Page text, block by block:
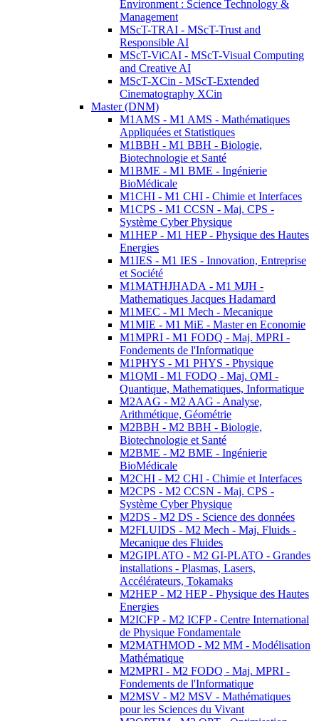
Environment : Science Technology &
Management
MScT-TRAI - MScT-Trust and
Responsible AI
MScT-ViCAI - MScT-Visual Computing
and Creative AI
MScT-XCin - MScT-Extended
Cinematography XCin
Master (DNM)
M1AMS - M1 AMS - Mathématiques
Appliquées et Statistiques
M1BBH - M1 BBH - Biologie,
Biotechnologie et Santé
M1BME - M1 BME - Ingénierie
BioMédicale
M1CHI - M1 CHI - Chimie et Interfaces
M1CPS - M1 CCSN - Maj. CPS -
Système Cyber Physique
M1HEP - M1 HEP - Physique des Hautes
Energies
M1IES - M1 IES - Innovation, Entreprise
et Société
M1MATHJHADA - M1 MJH -
Mathematiques Jacques Hadamard
M1MEC - M1 Mech - Mecanique
M1MIE - M1 MiE - Master en Economie
M1MPRI - M1 FODQ - Maj. MPRI -
Fondements de l'Informatique
M1PHYS - M1 PHYS - Physique
M1QMI - M1 FODQ - Maj. QMI -
Quantique, Mathematiques, Informatique
M2AAG - M2 AAG - Analyse,
Arithmétique, Géométrie
M2BBH - M2 BBH - Biologie,
Biotechnologie et Santé
M2BME - M2 BME - Ingénierie
BioMédicale
M2CHI - M2 CHI - Chimie et Interfaces
M2CPS - M2 CCSN - Maj. CPS -
Système Cyber Physique
M2DS - M2 DS - Science des données
M2FLUIDS - M2 Mech - Maj. Fluids -
Mecanique des Fluides
M2GIPLATO - M2 GI-PLATO - Grandes
installations - Plasmas, Lasers,
Accélérateurs, Tokamaks
M2HEP - M2 HEP - Physique des Hautes
Energies
M2ICFP - M2 ICFP - Centre International
de Physique Fondamentale
M2MATHMOD - M2 MM - Modélisation
Mathématique
M2MPRI - M2 FODQ - Maj. MPRI -
Fondements de l'Informatique
M2MSV - M2 MSV - Mathématiques
pour les Sciences du Vivant